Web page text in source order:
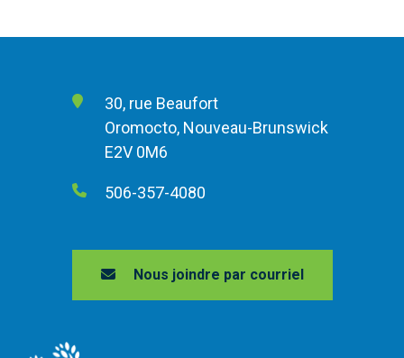
30, rue Beaufort
Oromocto, Nouveau-Brunswick
E2V 0M6
506-357-4080
Nous joindre par courriel